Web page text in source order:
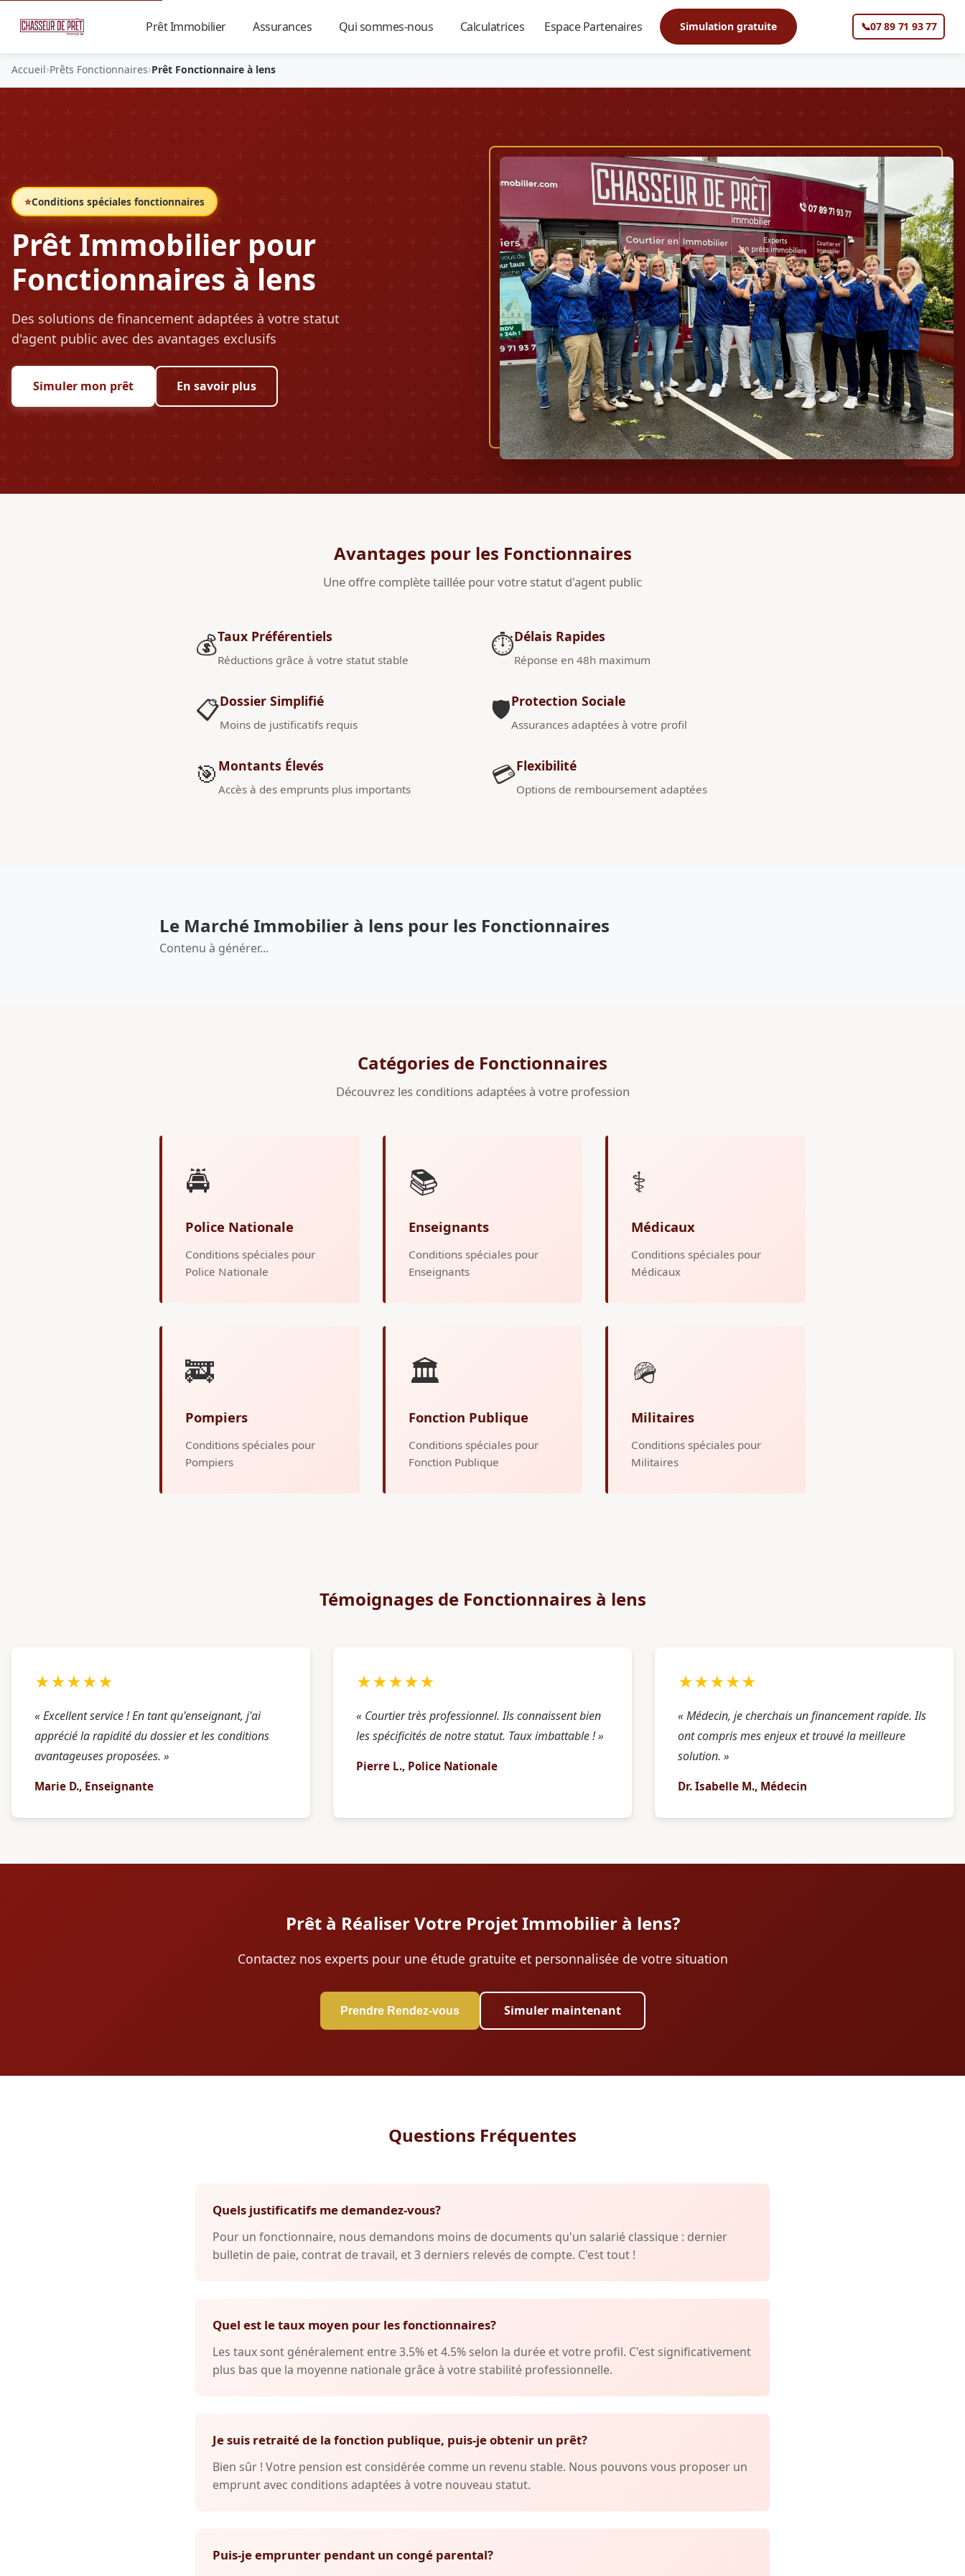
Prêt Immobilier Assurances Qui sommes-nous Calculatrices Espace Partenaires Simulation gratuite 📞07 89 71 93 77
Accueil›Prêts Fonctionnaires›Prêt Fonctionnaire à lens
⭐Conditions spéciales fonctionnaires
Prêt Immobilier pour
Fonctionnaires à lens
Des solutions de financement adaptées à votre statut
d'agent public avec des avantages exclusifs
Simuler mon prêt En savoir plus
Avantages pour les Fonctionnaires
Une offre complète taillée pour votre statut d'agent public
💰Taux Préférentiels
Réductions grâce à votre statut stable
📋Dossier Simplifié
Moins de justificatifs requis
🎯 Montants Élevés
Accès à des emprunts plus importants
⏱️Délais Rapides
Réponse en 48h maximum
🛡️Protection Sociale
Assurances adaptées à votre profil
💳Flexibilité
Options de remboursement adaptées
Le Marché Immobilier à lens pour les Fonctionnaires
Contenu à générer...
Catégories de Fonctionnaires
Découvrez les conditions adaptées à votre profession
🚔
Police Nationale
Conditions spéciales pour
Police Nationale
📚
Enseignants
Conditions spéciales pour
Enseignants
⚕️
Médicaux
Conditions spéciales pour
Médicaux
🚒
Pompiers
Conditions spéciales pour
Pompiers
🏛️
Fonction Publique
Conditions spéciales pour
Fonction Publique
🪖
Militaires
Conditions spéciales pour
Militaires
Témoignages de Fonctionnaires à lens
★★★★★
« Excellent service ! En tant qu'enseignant, j'ai
apprécié la rapidité du dossier et les conditions
avantageuses proposées. »
Marie D., Enseignante
★★★★★
« Courtier très professionnel. Ils connaissent bien
les spécificités de notre statut. Taux imbattable ! »
Pierre L., Police Nationale
★★★★★
« Médecin, je cherchais un financement rapide. Ils
ont compris mes enjeux et trouvé la meilleure
solution. »
Dr. Isabelle M., Médecin
Prêt à Réaliser Votre Projet Immobilier à lens?
Contactez nos experts pour une étude gratuite et personnalisée de votre situation
Prendre Rendez-vous Simuler maintenant
Questions Fréquentes
Quels justificatifs me demandez-vous?
Pour un fonctionnaire, nous demandons moins de documents qu'un salarié classique : dernier
bulletin de paie, contrat de travail, et 3 derniers relevés de compte. C'est tout !
Quel est le taux moyen pour les fonctionnaires?
Les taux sont généralement entre 3.5% et 4.5% selon la durée et votre profil. C'est significativement
plus bas que la moyenne nationale grâce à votre stabilité professionnelle.
Je suis retraité de la fonction publique, puis-je obtenir un prêt?
Bien sûr ! Votre pension est considérée comme un revenu stable. Nous pouvons vous proposer un
emprunt avec conditions adaptées à votre nouveau statut.
Puis-je emprunter pendant un congé parental?